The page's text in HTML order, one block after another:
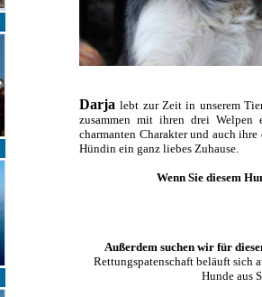
Darja lebt zur Zeit in unserem
zusammen mit ihren drei Welpen
charmanten Charakter und auch
Hündin ein ganz liebes Zuhause.
Wenn Sie diesem
Außerdem suchen wir für
Rettungspatenschaft beläuft sich
Hunde aus